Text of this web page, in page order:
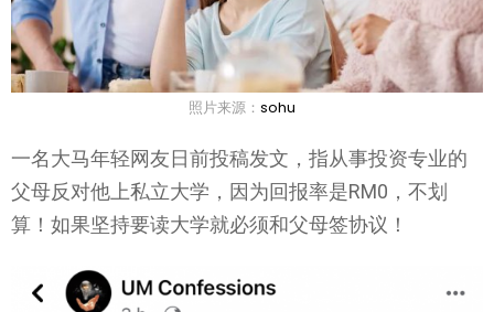
照片来源： sohu
一名大马年轻网友日前投稿发文，指从事投资专业的
父母反对他上私立大学，因为回报率是RM0，不划
算！如果坚持要读大学就必须和父母签协议！